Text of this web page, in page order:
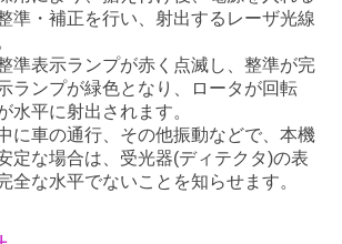
準・補正を行い、射出するレーザ光線
準表示ランプが赤く点滅し、整準が完
ランプが緑色となり、ロータが回転
水平に射出されます。
に車の通行、その他振動などで、本機
定な場合は、受光器(ディテクタ)の表
全な水平でないことを知らせます。